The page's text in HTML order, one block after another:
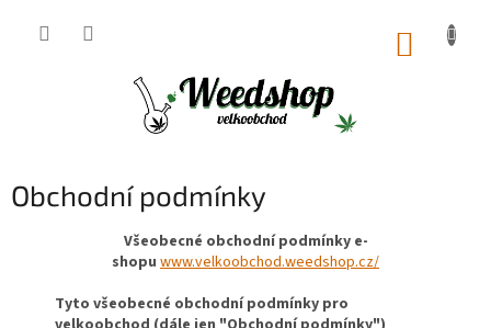
Obchodní podmínky
Všeobecné obchodní podmínky e-
shopu www.velkoobchod.weedshop.cz/
Tyto všeobecné obchodní podmínky pro